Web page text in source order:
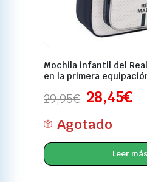
Mochila infantil del
en la primera
29,95€ 28,45€
Agotado
Leer más